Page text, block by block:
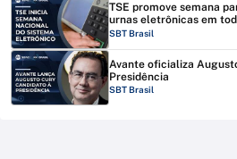
TSE promove semana
urnas eletrônicas em
SBT Brasil
Avante oficializa
Presidência
SBT Brasil